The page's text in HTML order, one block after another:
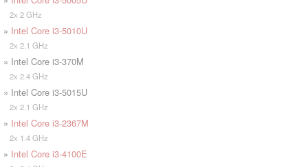
2x 2 GHz
» Intel Core i3-5010U
2x 2.1 GHz
» Intel Core i3-370M
2x 2.4 GHz
» Intel Core i3-5015U
2x 2.1 GHz
» Intel Core i3-2367M
2x 1.4 GHz
» Intel Core i3-4100E